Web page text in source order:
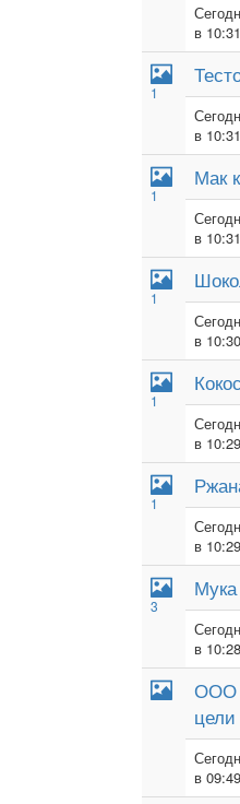
в 10:31
1
в 10:31
1
Мак
в 10:31
1
в 10:30
1
в 10:29
1
в 10:29
3
в 10:28
ООО
в 09:49